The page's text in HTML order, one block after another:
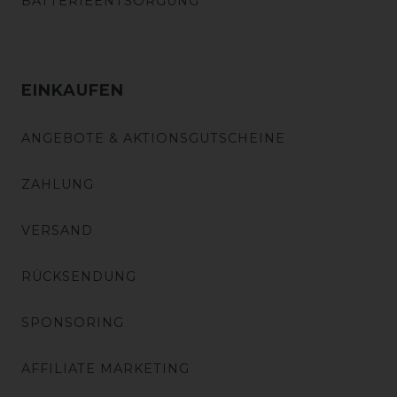
EINKAUFEN
ANGEBOTE & AKTIONSGUTSCHEINE
ZAHLUNG
VERSAND
RÜCKSENDUNG
SPONSORING
AFFILIATE MARKETING